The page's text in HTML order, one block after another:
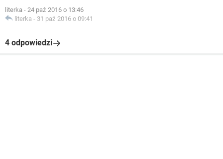
literka - 24 paź 2016 o 13:46
literka - 31 paź 2016 o 09:41
4 odpowiedzi